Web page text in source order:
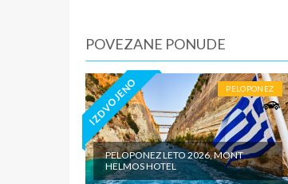
POVEZANE PONUDE
IZDVOJENO PELOPONEZ
PELOPONEZ LETO 2026, MONT
HELMOS HOTEL